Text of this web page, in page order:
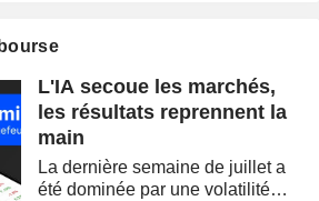
GROUP, INC.
FERGUSON ENTERPRISES INC. Publication des résultats - Q2 2026 12:45
ROCKET LAB CORPORATION
MOORE THREADS TECHNOLOGY CO., LTD. Publication des résultats - Q2 2026
L'IA secoue les marchés,
les résultats reprennent la
main
La dernière semaine de juillet a
été dominée par une volatilité